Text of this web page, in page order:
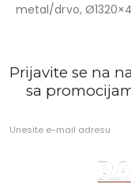
metal/drvo,
Prijavite se na
sa